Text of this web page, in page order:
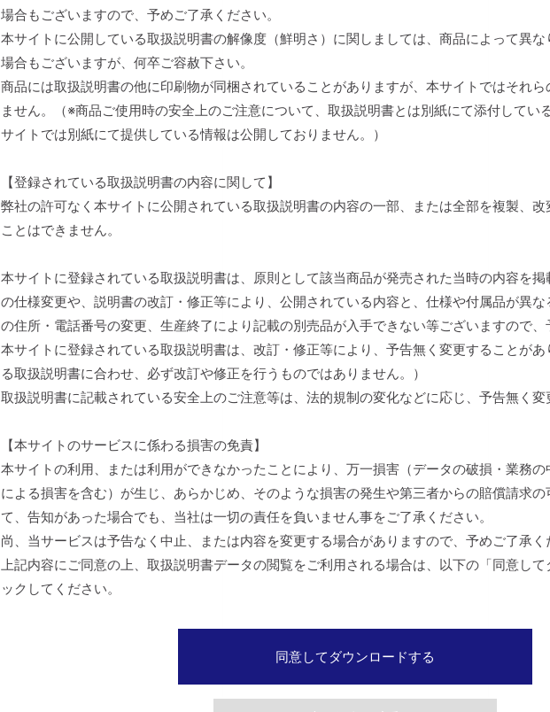
場合もございますので、予めご了承ください。
本サイトに公開している取扱説明書の解像度（鮮明さ）に関しましては、商品によって異
場合もございますが、何卒ご容赦下さい。
商品には取扱説明書の他に印刷物が同梱されていることがありますが、本サイトではそれら
ません。（※商品ご使用時の安全上のご注意について、取扱説明書とは別紙にて添付してい
サイトでは別紙にて提供している情報は公開しておりません。）
【登録されている取扱説明書の内容に関して】
弊社の許可なく本サイトに公開されている取扱説明書の内容の一部、または全部を複製、
ことはできません。
本サイトに登録されている取扱説明書は、原則として該当商品が発売された当時の内容を
の仕様変更や、説明書の改訂・修正等により、公開されている内容と、仕様や付属品が異
の住所・電話番号の変更、生産終了により記載の別売品が入手できない等ございますので、
本サイトに登録されている取扱説明書は、改訂・修正等により、予告無く変更することが
る取扱説明書に合わせ、必ず改訂や修正を行うものではありません。）
取扱説明書に記載されている安全上のご注意等は、法的規制の変化などに応じ、予告無く変
【本サイトのサービスに係わる損害の免責】
本サイトの利用、または利用ができなかったことにより、万一損害（データの破損・業務
による損害を含む）が生じ、あらかじめ、そのような損害の発生や第三者からの賠償請求
て、告知があった場合でも、当社は一切の責任を負いません事をご了承ください。
尚、当サービスは予告なく中止、または内容を変更する場合がありますので、予めご了承く
上記内容にご同意の上、取扱説明書データの閲覧をご利用される場合は、以下の「同意して
ックしてください。
同意してダウンロードする